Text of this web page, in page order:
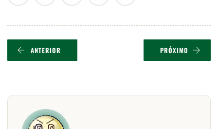
ANTERIOR PRÓXIMO